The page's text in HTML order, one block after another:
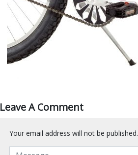
Leave A Comment
Your email address will not be published.